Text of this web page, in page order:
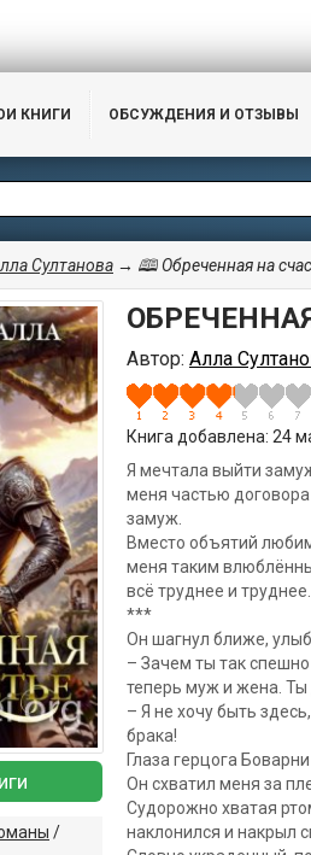
КНИГИ ОБСУЖДЕНИЯ И ОТЗЫВЫ
Султанова → 🕮 Обреченная на
Автор: Алла
Книга добавлена: 24
Я мечтала выйти
меня частью
замуж.
Вместо объятий
меня таким
всё труднее и труднее…
***
Он шагнул ближе,
– Зачем ты так
теперь муж и жена. Ты
– Я не хочу быть
брака!
Глаза герцога
Он схватил меня за
Судорожно хватая
наклонился и накрыл
/